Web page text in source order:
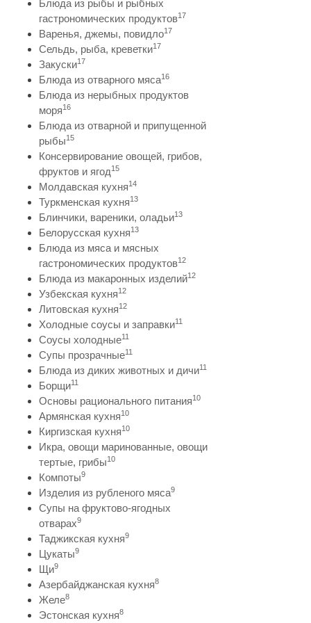
Блюда из рыбы и рыбных
гастрономических продуктов17
Варенья, джемы, повидло17
Сельдь, рыба, креветки17
Закуски17
Блюда из отварного мяса16
Блюда из нерыбных продуктов
моря16
Блюда из отварной и припущенной
рыбы15
Консервирование овощей, грибов,
фруктов и ягод15
Молдавская кухня14
Туркменская кухня13
Блинчики, вареники, оладьи13
Белорусская кухня13
Блюда из мяса и мясных
гастрономических продуктов12
Блюда из макаронных изделий12
Узбекская кухня12
Литовская кухня12
Холодные соусы и заправки11
Соусы холодные11
Супы прозрачные11
Блюда из диких животных и дичи11
Борщи11
Основы рационального питания10
Армянская кухня10
Киргизская кухня10
Икра, овощи маринованные, овощи
тертые, грибы10
Компоты9
Изделия из рубленого мяса9
Супы на фруктово-ягодных
отварах9
Таджикская кухня9
Цукаты9
Щи9
Азербайджанская кухня8
Желе8
Эстонская кухня8